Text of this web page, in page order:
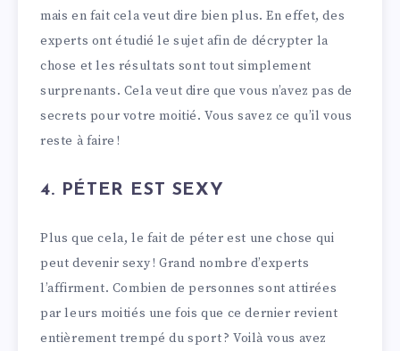
mais en fait cela veut dire bien plus. En effet, des
experts ont étudié le sujet afin de décrypter la
chose et les résultats sont tout simplement
surprenants. Cela veut dire que vous n’avez pas de
secrets pour votre moitié. Vous savez ce qu’il vous
reste à faire !
4. PÉTER EST SEXY
Plus que cela, le fait de péter est une chose qui
peut devenir sexy ! Grand nombre d’experts
l’affirment. Combien de personnes sont attirées
par leurs moitiés une fois que ce dernier revient
entièrement trempé du sport ? Voilà vous avez